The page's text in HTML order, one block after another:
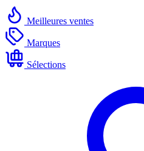
Meilleures ventes
Marques
Sélections